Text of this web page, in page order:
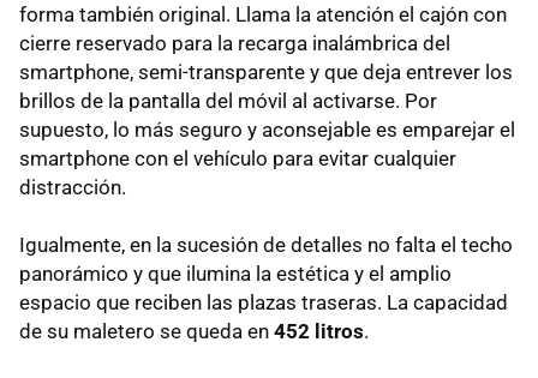
forma también original. Llama la atención el cajón con
cierre reservado para la recarga inalámbrica del
smartphone, semi-transparente y que deja entrever los
brillos de la pantalla del móvil al activarse. Por
supuesto, lo más seguro y aconsejable es emparejar el
smartphone con el vehículo para evitar cualquier
distracción.
Igualmente, en la sucesión de detalles no falta el techo
panorámico y que ilumina la estética y el amplio
espacio que reciben las plazas traseras. La capacidad
de su maletero se queda en 452 litros.